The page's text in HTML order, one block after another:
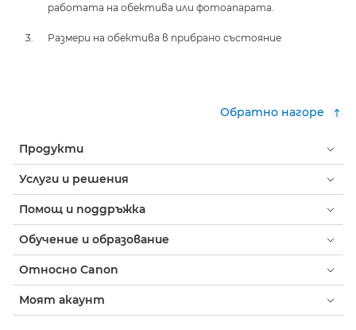
работата на обектива или фотоапарата.
Размери на обектива в прибрано състояние
Обратно нагоре
Продукти
Услуги и решения
Помощ и поддръжка
Обучение и образование
Относно Canon
Моят акаунт